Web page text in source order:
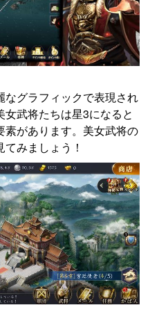
なグラフィックで表現され
武将たちは星3になると
があります。美女武将の
みましょう！